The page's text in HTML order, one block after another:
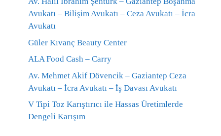
Avukatı – Bilişim Avukatı – Ceza Avukatı – İcra
Avukatı
Güler Kıvanç Beauty Center
ALA Food Cash – Carry
Av. Mehmet Akif Dövencik – Gaziantep Ceza
Avukatı – İcra Avukatı – İş Davası Avukatı
V Tipi Toz Karıştırıcı ile Hassas Üretimlerde
Dengeli Karışım